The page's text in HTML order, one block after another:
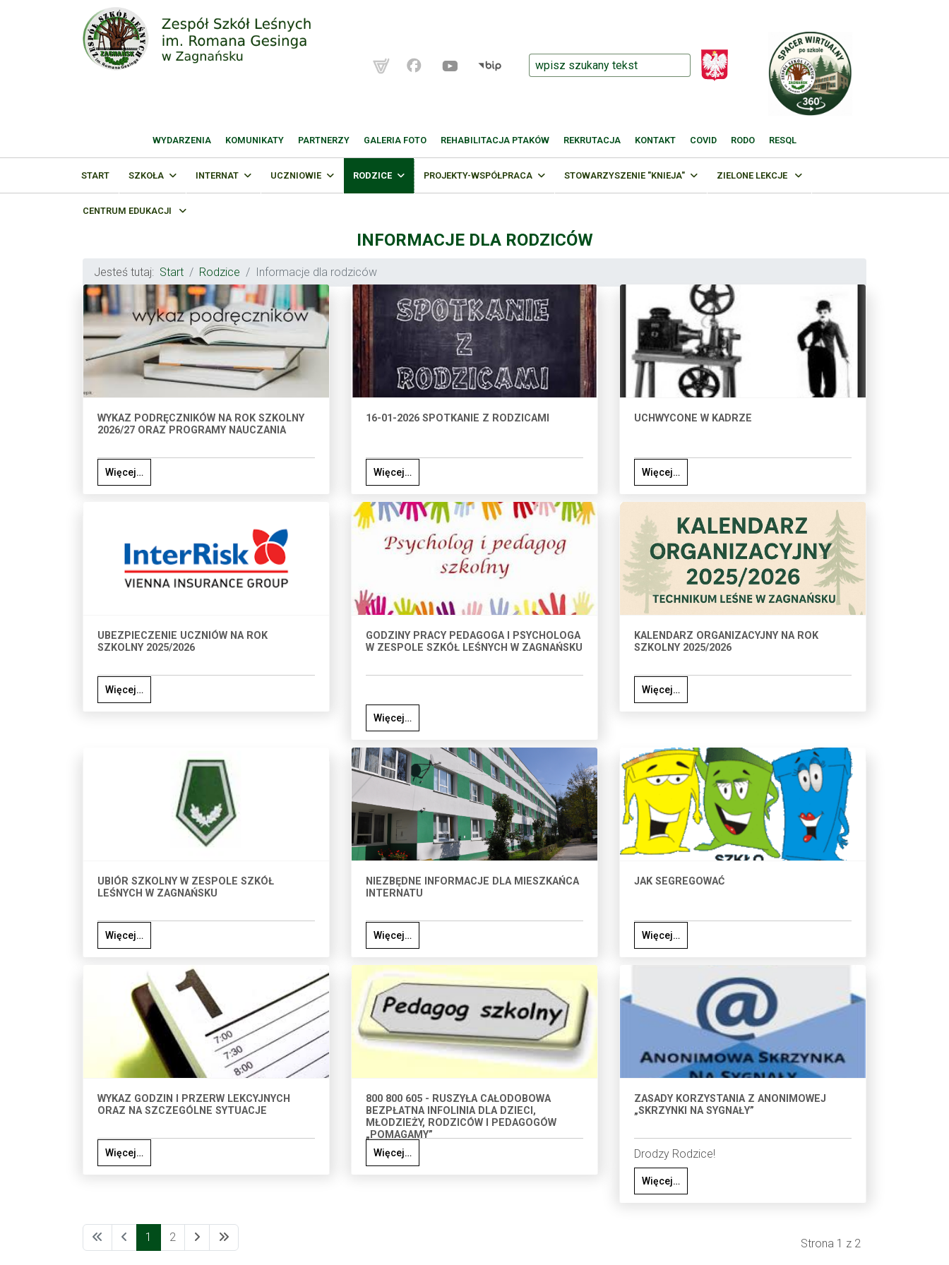
WYDARZENIA KOMUNIKATY PARTNERZY GALERIA FOTO REHABILITACJA PTAKÓW REKRUTACJA KONTAKT COVID RODO RESQL
START SZKOŁA INTERNAT UCZNIOWIE RODZICE PROJEKTY-WSPÓŁPRACA STOWARZYSZENIE "KNIEJA" ZIELONE LEKCJE
CENTRUM EDUKACJI
INFORMACJE DLA RODZICÓW
Jesteś tutaj: Start Rodzice Informacje dla rodziców
WYKAZ PODRĘCZNIKÓW NA ROK SZKOLNY
2026/27 ORAZ PROGRAMY NAUCZANIA
Więcej…
16-01-2026 SPOTKANIE Z RODZICAMI
Więcej…
UCHWYCONE W KADRZE
Więcej…
UBEZPIECZENIE UCZNIÓW NA ROK
SZKOLNY 2025/2026
Więcej…
GODZINY PRACY PEDAGOGA I PSYCHOLOGA
W ZESPOLE SZKÓŁ LEŚNYCH W ZAGNAŃSKU
Więcej…
KALENDARZ ORGANIZACYJNY NA ROK
SZKOLNY 2025/2026
Więcej…
UBIÓR SZKOLNY W ZESPOLE SZKÓŁ
LEŚNYCH W ZAGNAŃSKU
Więcej…
NIEZBĘDNE INFORMACJE DLA MIESZKAŃCA
INTERNATU
Więcej…
JAK SEGREGOWAĆ
Więcej…
WYKAZ GODZIN I PRZERW LEKCYJNYCH
ORAZ NA SZCZEGÓLNE SYTUACJE
Więcej…
800 800 605 - RUSZYŁA CAŁODOBOWA
BEZPŁATNA INFOLINIA DLA DZIECI,
MŁODZIEŻY, RODZICÓW I PEDAGOGÓW
„POMAGAMY”
Więcej…
ZASADY KORZYSTANIA Z ANONIMOWEJ
„SKRZYNKI NA SYGNAŁY”
Drodzy Rodzice!
Więcej…
Strona 1 z 2
1 2